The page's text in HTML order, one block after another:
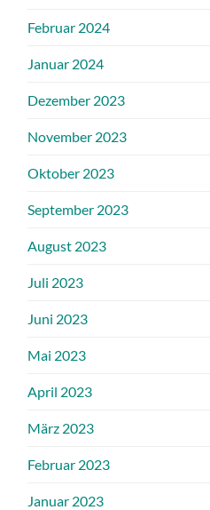
Februar 2024
Januar 2024
Dezember 2023
November 2023
Oktober 2023
September 2023
August 2023
Juli 2023
Juni 2023
Mai 2023
April 2023
März 2023
Februar 2023
Januar 2023